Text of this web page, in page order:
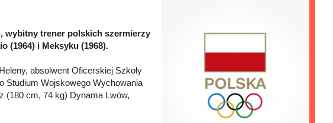
wybitny trener polskich szermierzy
(1964) i Meksyku (1968).
absolwent Oficerskiej Szkoły
Studium Wojskowego Wychowania
(180 cm, 74 kg) Dynama Lwów,